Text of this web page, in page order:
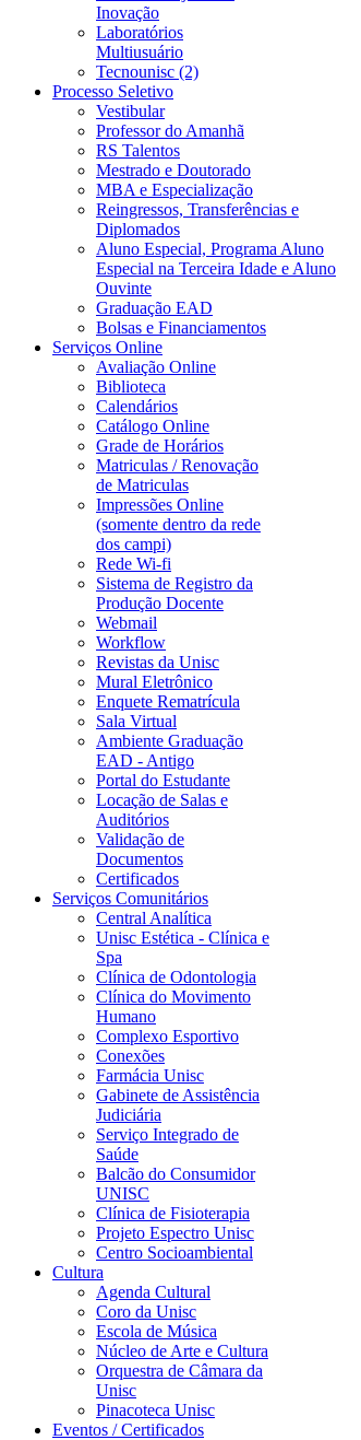
Inovação
Laboratórios
Multiusuário
Tecnounisc (2)
Processo Seletivo
Vestibular
Professor do Amanhã
RS Talentos
Mestrado e Doutorado
MBA e Especialização
Reingressos, Transferências e
Diplomados
Aluno Especial, Programa Aluno
Especial na Terceira Idade e Aluno
Ouvinte
Graduação EAD
Bolsas e Financiamentos
Serviços Online
Avaliação Online
Biblioteca
Calendários
Catálogo Online
Grade de Horários
Matriculas / Renovação
de Matriculas
Impressões Online
(somente dentro da rede
dos campi)
Rede Wi-fi
Sistema de Registro da
Produção Docente
Webmail
Workflow
Revistas da Unisc
Mural Eletrônico
Enquete Rematrícula
Sala Virtual
Ambiente Graduação
EAD - Antigo
Portal do Estudante
Locação de Salas e
Auditórios
Validação de
Documentos
Certificados
Serviços Comunitários
Central Analítica
Unisc Estética - Clínica e
Spa
Clínica de Odontologia
Clínica do Movimento
Humano
Complexo Esportivo
Conexões
Farmácia Unisc
Gabinete de Assistência
Judiciária
Serviço Integrado de
Saúde
Balcão do Consumidor
UNISC
Clínica de Fisioterapia
Projeto Espectro Unisc
Centro Socioambiental
Cultura
Agenda Cultural
Coro da Unisc
Escola de Música
Núcleo de Arte e Cultura
Orquestra de Câmara da
Unisc
Pinacoteca Unisc
Eventos / Certificados